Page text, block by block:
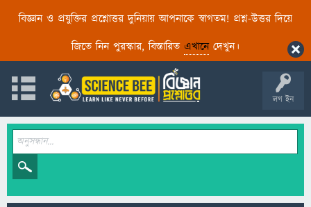
বিজ্ঞান ও প্রযুক্তির প্রশ্নোত্তর দুনিয়ায় আপনাকে স্বাগতম! প্রশ্ন-উত্তর দিয়ে
জিতে নিন পুরস্কার, বিস্তারিত এখানেদেখুন।
লগ ইন